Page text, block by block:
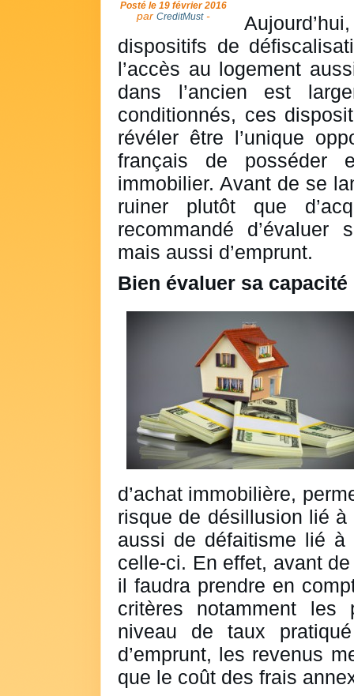
Posté le 19 février 2016
par CreditMust-
dispositifs de
l’accès au logement
dans l’ancien est
conditionnés, ces
révéler être l’unique
français de posséder
immobilier. Avant de se
ruiner plutôt que
recommandé d’évaluer
mais aussi d’emprunt.
Bien évaluer sa capacité
d’achat immobilière,
risque de désillusion lié
aussi de défaitisme lié à
celle-ci. En effet, avant
il faudra prendre en
critères notamment les
niveau de taux
d’emprunt, les revenus
que le coût des frais